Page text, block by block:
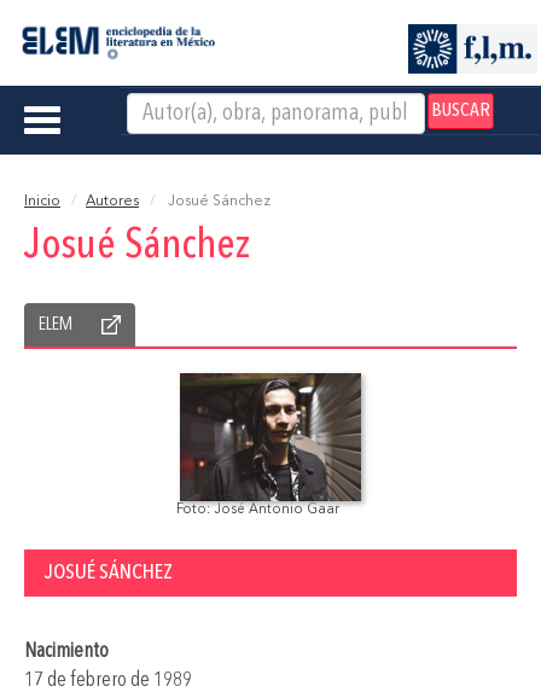
BUSCAR
Toggle
Inicio Autores Josué Sánchez
Josué Sánchez
ELEM
Foto: José Antonio Gaar
JOSUÉ SÁNCHEZ
Nacimiento
17 de febrero de 1989